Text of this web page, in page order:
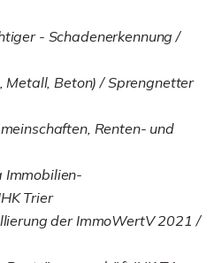
- Schadenerkennung /
Metall, Beton) / Sprengnetter
Renten- und
Immobilien-
Trier
der ImmoWertV 2021 /